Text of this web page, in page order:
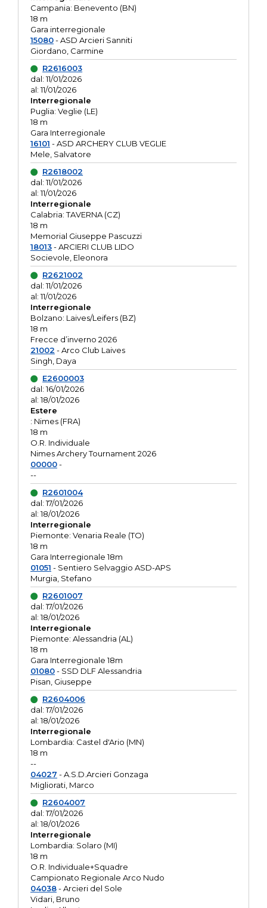
Campania: Benevento (BN)
18 m
Gara interregionale
15080- ASD Arcieri Sanniti
Giordano, Carmine
R2616003
dal: 11/01/2026
al: 11/01/2026
Interregionale
Puglia: Veglie (LE)
18 m
Gara Interregionale
16101 - ASD ARCHERY CLUB VEGLIE
Mele, Salvatore
R2618002
dal: 11/01/2026
al: 11/01/2026
Interregionale
Calabria: TAVERNA (CZ)
18 m
Memorial Giuseppe Pascuzzi
18013- ARCIERI CLUB LIDO
Socievole, Eleonora
R2621002
dal: 11/01/2026
al: 11/01/2026
Interregionale
Bolzano: Laives/Leifers (BZ)
18 m
Frecce d’inverno 2026
21002 - Arco Club Laives
Singh, Daya
E2600003
dal: 16/01/2026
al: 18/01/2026
Estere
: Nimes (FRA)
18 m
O.R. Individuale
Nimes Archery Tournament 2026
00000-
--
R2601004
dal: 17/01/2026
al: 18/01/2026
Interregionale
Piemonte: Venaria Reale (TO)
18 m
Gara Interregionale 18m
01051 - Sentiero Selvaggio ASD-APS
Murgia, Stefano
R2601007
dal: 17/01/2026
al: 18/01/2026
Interregionale
Piemonte: Alessandria (AL)
18 m
Gara Interregionale 18m
01080- SSD DLF Alessandria
Pisan, Giuseppe
R2604006
dal: 17/01/2026
al: 18/01/2026
Interregionale
Lombardia: Castel d'Ario (MN)
18 m
--
04027 - A.S.D.Arcieri Gonzaga
Migliorati, Marco
R2604007
dal: 17/01/2026
al: 18/01/2026
Interregionale
Lombardia: Solaro (MI)
18 m
O.R. Individuale+Squadre
Campionato Regionale Arco Nudo
04038- Arcieri del Sole
Vidari, Bruno